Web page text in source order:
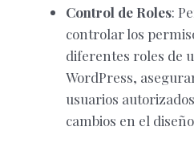
Control de Roles:
controlar los
diferentes roles de
WordPress,
usuarios
cambios en el